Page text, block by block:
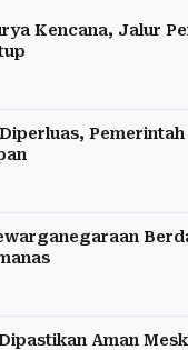
Kencana, Jalur
Pemerintah
Aman